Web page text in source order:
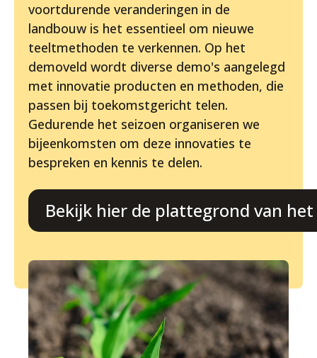
voortdurende veranderingen in de
landbouw is het essentieel om nieuwe
teeltmethoden te verkennen. Op het
demoveld wordt diverse demo's aangelegd
met innovatie producten en methoden, die
passen bij toekomstgericht telen.
Gedurende het seizoen organiseren we
bijeenkomsten om deze innovaties te
bespreken en kennis te delen.
Bekijk hier de plattegrond van